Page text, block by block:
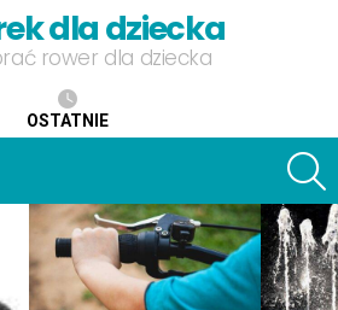
dla dziecka
rower dla dziecka
OSTATNIE